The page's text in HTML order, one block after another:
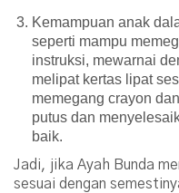
Kemampuan anak
seperti mampu
instruksi, mewarnai
melipat kertas lipat
memegang crayon
putus dan
baik.
Jadi, jika Ayah Bunda
sesuai dengan